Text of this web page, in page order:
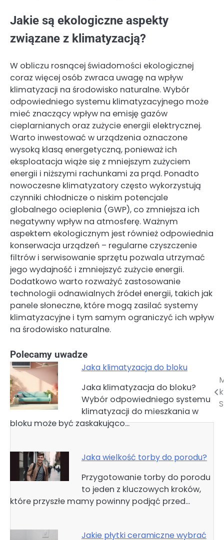
Jakie są ekologiczne aspekty
związane z klimatyzacją?
W obliczu rosnącej świadomości ekologicznej
coraz więcej osób zwraca uwagę na wpływ
klimatyzacji na środowisko naturalne. Wybór
odpowiedniego systemu klimatyzacyjnego może
mieć znaczący wpływ na emisję gazów
cieplarnianych oraz zużycie energii elektrycznej.
Warto inwestować w urządzenia oznaczone
wysoką klasą energetyczną, ponieważ ich
eksploatacja wiąże się z mniejszym zużyciem
energii i niższymi rachunkami za prąd. Ponadto
nowoczesne klimatyzatory często wykorzystują
czynniki chłodnicze o niskim potencjale
globalnego ocieplenia (GWP), co zmniejsza ich
negatywny wpływ na atmosferę. Ważnym
aspektem ekologicznym jest również odpowiednia
konserwacja urządzeń – regularne czyszczenie
filtrów i serwisowanie sprzętu pozwala utrzymać
jego wydajność i zmniejszyć zużycie energii.
Dodatkowo warto rozważyć zastosowanie
technologii odnawialnych źródeł energii, takich jak
panele słoneczne, które mogą zasilać systemy
klimatyzacyjne i tym samym ograniczyć ich wpływ
na środowisko naturalne.
Polecamy uwadze
Jaka klimatyzacja do bloku
Jaka klimatyzacja do bloku?
Wybór odpowiedniego systemu
klimatyzacji do mieszkania w
bloku może być zaskakująco…
Jaka wielkość torby do porodu?
Przygotowanie torby do porodu
to jeden z kluczowych kroków,
które przyszłe mamy powinny podjąć przed…
Jakie płytki ceramiczne wybrać
Nawigacja
wpisu